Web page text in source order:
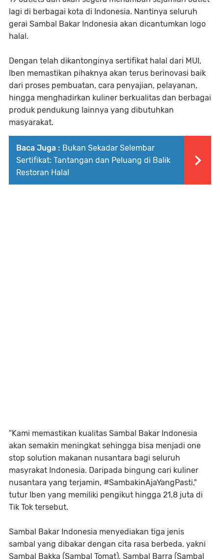
lagi di berbagai kota di Indonesia. Nantinya seluruh
gerai Sambal Bakar Indonesia akan dicantumkan logo
halal.
Dengan telah dikantonginya sertifikat halal dari MUI,
Iben memastikan pihaknya akan terus berinovasi baik
dari proses pembuatan, cara penyajian, pelayanan,
hingga menghadirkan kuliner berkualitas dan berbagai
produk pendukung lainnya yang dibutuhkan
masyarakat.
Baca Juga : Bukan Sekadar Selembar
Sertifikat: Tantangan dan Peluang di Balik
Restoran Halal
“Kami memastikan kualitas Sambal Bakar Indonesia
akan semakin meningkat sehingga bisa menjadi one
stop solution makanan nusantara bagi seluruh
masyrakat Indonesia. Daripada bingung cari kuliner
nusantara yang terjamin, #SambakinAjaYangPasti,"
tutur Iben yang memiliki pengikut hingga 21,8 juta di
Tik Tok tersebut.
Sambal Bakar Indonesia menyediakan tiga jenis
sambal yang dibakar dengan cita rasa berbeda, yakni
Sambal Bakka (Sambal Tomat), Sambal Barra (Sambal